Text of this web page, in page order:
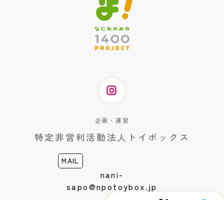
企画・運営
特定非営利活動法人トイボックス
MAIL
nani-
sapo@npotoybox.jp